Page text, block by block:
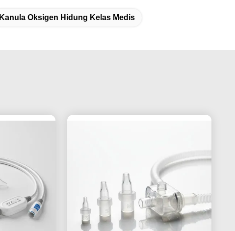
Kanula Oksigen Hidung Kelas Medis